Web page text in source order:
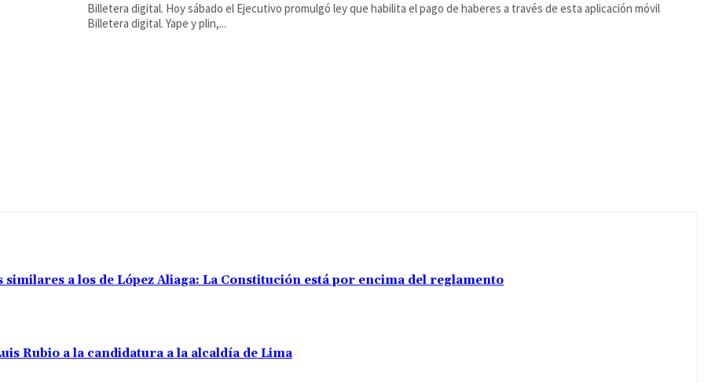
Billetera digital. Hoy sábado el Ejecutivo promulgó ley que habilita el pago de haberes a través de esta aplicación móvil
Billetera digital. Yape y plin,...
similares a los de López Aliaga: La Constitución está por encima del reglamento
Rubio a la candidatura a la alcaldía de Lima